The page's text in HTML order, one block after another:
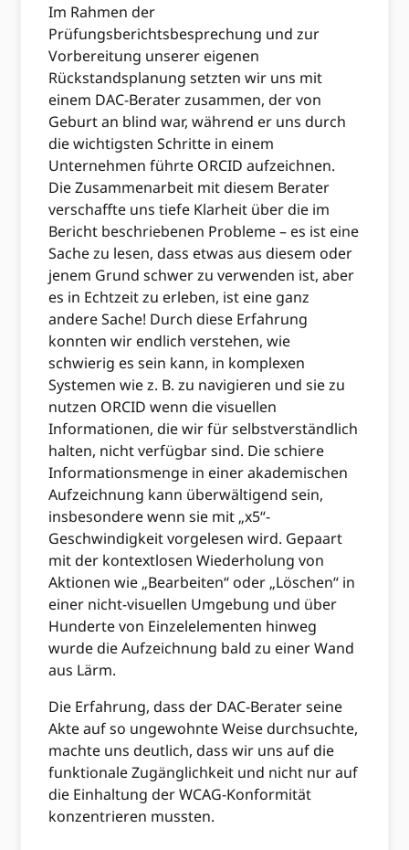
Im Rahmen der
Prüfungsberichtsbesprechung und zur
Vorbereitung unserer eigenen
Rückstandsplanung setzten wir uns mit
einem DAC-Berater zusammen, der von
Geburt an blind war, während er uns durch
die wichtigsten Schritte in einem
Unternehmen führte ORCID aufzeichnen.
Die Zusammenarbeit mit diesem Berater
verschaffte uns tiefe Klarheit über die im
Bericht beschriebenen Probleme – es ist eine
Sache zu lesen, dass etwas aus diesem oder
jenem Grund schwer zu verwenden ist, aber
es in Echtzeit zu erleben, ist eine ganz
andere Sache! Durch diese Erfahrung
konnten wir endlich verstehen, wie
schwierig es sein kann, in komplexen
Systemen wie z. B. zu navigieren und sie zu
nutzen ORCID wenn die visuellen
Informationen, die wir für selbstverständlich
halten, nicht verfügbar sind. Die schiere
Informationsmenge in einer akademischen
Aufzeichnung kann überwältigend sein,
insbesondere wenn sie mit „x5“-
Geschwindigkeit vorgelesen wird. Gepaart
mit der kontextlosen Wiederholung von
Aktionen wie „Bearbeiten“ oder „Löschen“ in
einer nicht-visuellen Umgebung und über
Hunderte von Einzelelementen hinweg
wurde die Aufzeichnung bald zu einer Wand
aus Lärm.
Die Erfahrung, dass der DAC-Berater seine
Akte auf so ungewohnte Weise durchsuchte,
machte uns deutlich, dass wir uns auf die
funktionale Zugänglichkeit und nicht nur auf
die Einhaltung der WCAG-Konformität
konzentrieren mussten.